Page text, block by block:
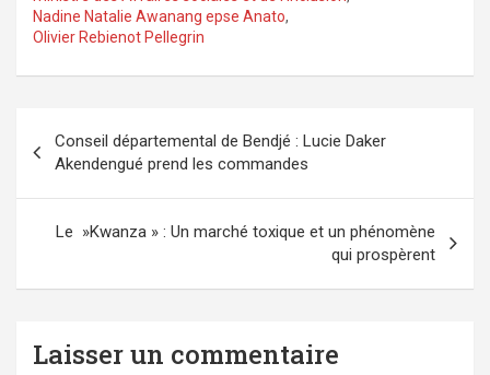
Nadine Natalie Awanang epse Anato,
Olivier Rebienot Pellegrin
de
l’article
Conseil départemental de Bendjé : Lucie Daker
Akendengué prend les commandes
Le »Kwanza » : Un marché toxique et un phénomène
qui prospèrent
Laisser un commentaire